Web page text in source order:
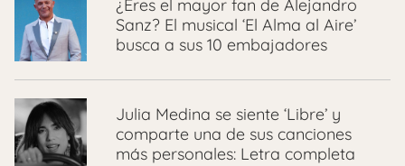
¿Eres el mayor fan de Alejandro
Sanz? El musical ‘El Alma al Aire’
busca a sus 10 embajadores
Julia Medina se siente ‘Libre’ y
comparte una de sus canciones
más personales: Letra completa